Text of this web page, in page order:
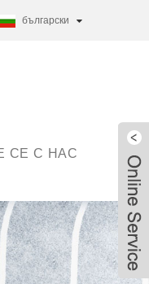
български
СЕ С НАС